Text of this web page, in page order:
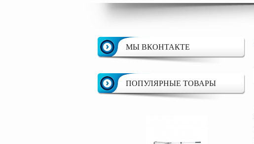
МЫ ВКОНТАКТЕ
ПОПУЛЯРНЫЕ ТОВАРЫ